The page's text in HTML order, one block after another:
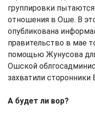
группировки
отношения в Оше. В
опубликована
правительство в мае
помощью Жунусова
Ошской
захватили сторонники
А будет ли вор?